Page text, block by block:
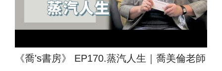
《喬's書房》 EP170.蒸汽人生｜喬美倫老師